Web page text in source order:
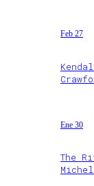
Feb 27
Ene 30
The